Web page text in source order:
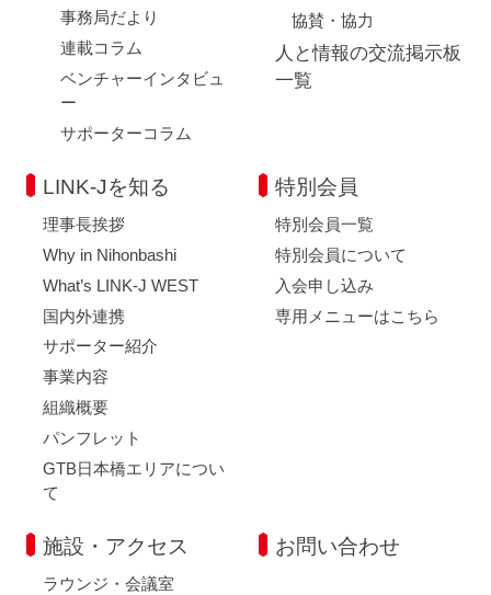
事務局だより
連載コラム
ベンチャーインタビュ
ー
サポーターコラム
協賛・協力
人と情報の交流掲示板
一覧
LINK-Jを知る
理事長挨拶
Why in Nihonbashi
What’s LINK-J WEST
国内外連携
サポーター紹介
事業内容
組織概要
パンフレット
GTB日本橋エリアについ
て
特別会員
特別会員一覧
特別会員について
入会申し込み
専用メニューはこちら
施設・アクセス
ラウンジ・会議室
お問い合わせ